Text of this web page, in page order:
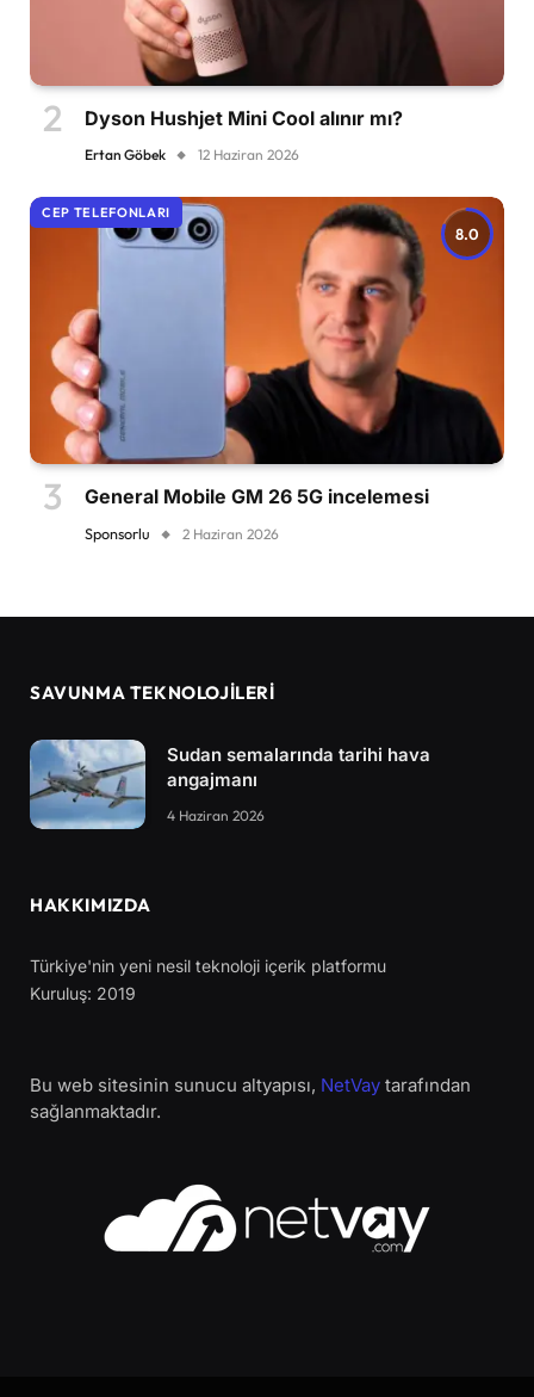
Dyson Hushjet Mini Cool alınır mı?
Ertan Göbek 12 Haziran 2026
8.0
CEP TELEFONLARI
General Mobile GM 26 5G incelemesi
Sponsorlu 2 Haziran 2026
SAVUNMA TEKNOLOJİLERİ
Sudan semalarında tarihi hava
angajmanı
4 Haziran 2026
HAKKIMIZDA
Türkiye'nin yeni nesil teknoloji içerik platformu
Kuruluş: 2019
Bu web sitesinin sunucu altyapısı, NetVay tarafından
sağlanmaktadır.